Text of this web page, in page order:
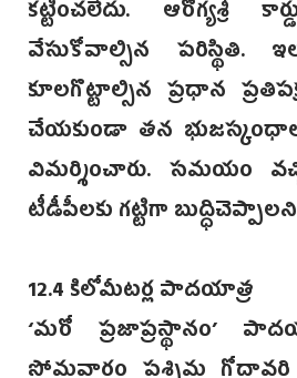
కట్టించలేదు. ఆరోగ్యశ్రీ
వేసుకోవాల్సిన పరిస్థితి.
కూలగొట్టాల్సిన ప్రధాన
చేయకుండా తన
విమర్శించారు. సమయం
టీడీపీలకు గట్టిగా
12.4 కిలోమీటర్ల పాదయాత్ర
‘మరో ప్రజాప్రస్థానం’